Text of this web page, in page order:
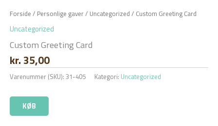
Forside / Personlige gaver/ Uncategorized / Custom Greeting Card
Uncategorized
Custom Greeting Card
kr. 35,00
Varenummer (SKU): 31-405 Kategori: Uncategorized
KØB